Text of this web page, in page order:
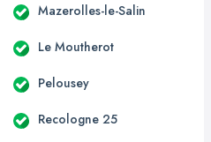
Mazerolles-le-Salin
Le Moutherot
Pelousey
Recologne 25